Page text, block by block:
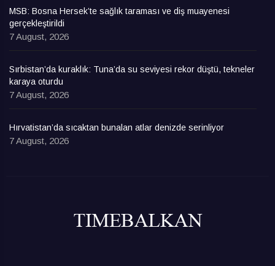
MSB: Bosna Hersek’te sağlık taraması ve diş muayenesi
gerçekleştirildi
7 August, 2026
Sırbistan’da kuraklık: Tuna’da su seviyesi rekor düştü, tekneler
karaya oturdu
7 August, 2026
Hırvatistan’da sıcaktan bunalan atlar denizde serinliyor
7 August, 2026